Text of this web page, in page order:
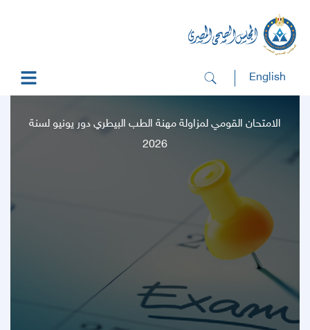
English
الامتحان القومي لمزاولة مهنة الطب البيطري دور يونيو لسنة
2026